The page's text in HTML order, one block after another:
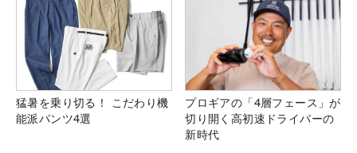
猛暑を乗り切る！ こだわり機
能派パンツ4選
プロギアの「4層フェース」が
切り開く高初速ドライバーの
新時代